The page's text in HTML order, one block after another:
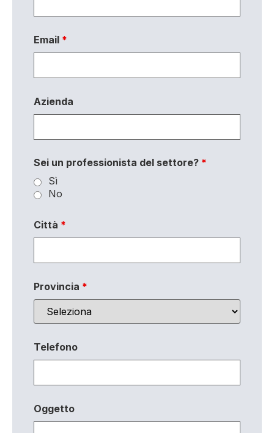
Email *
Azienda
Sei un professionista del settore? *
Sì
No
Città *
Provincia *
Telefono
Oggetto